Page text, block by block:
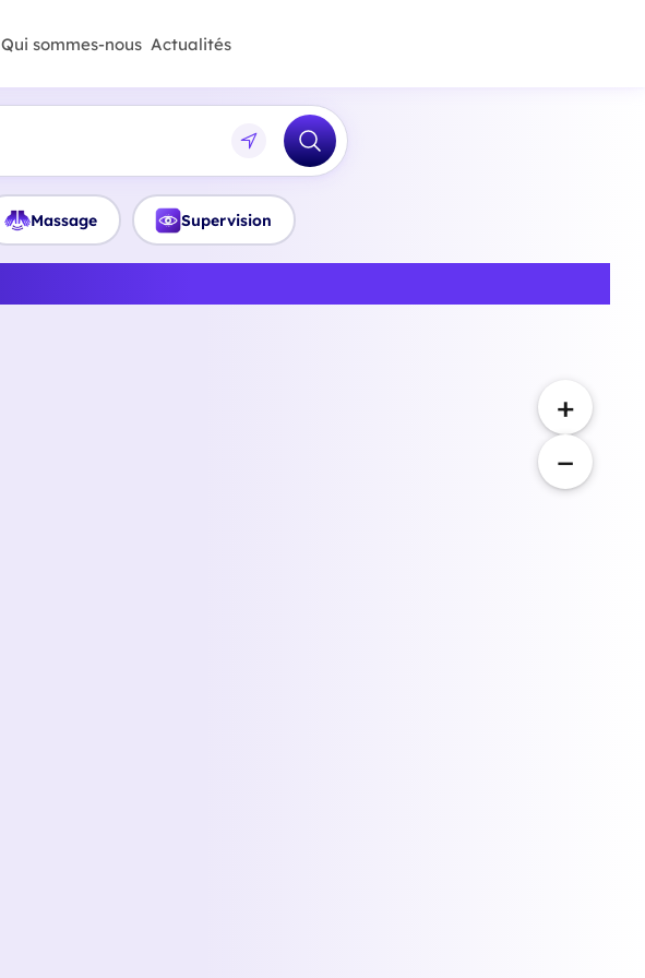
Qui sommes-nous Actualités
Massage Supervision
+
−